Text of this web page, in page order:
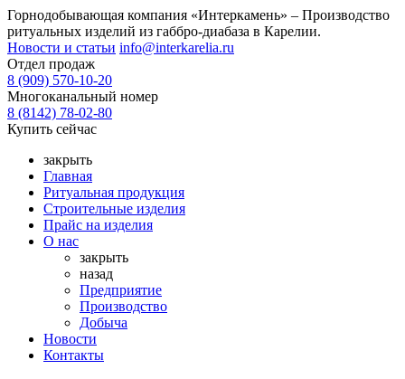
Горнодобывающая компания «Интеркамень» – Производство
ритуальных изделий из габбро-диабаза в Карелии.
Новости и статьи info@interkarelia.ru
Отдел продаж
8 (909) 570-10-20
Многоканальный номер
8 (8142) 78-02-80
Купить сейчас
закрыть
Главная
Ритуальная продукция
Строительные изделия
Прайс на изделия
О нас
закрыть
назад
Предприятие
Производство
Добыча
Новости
Контакты